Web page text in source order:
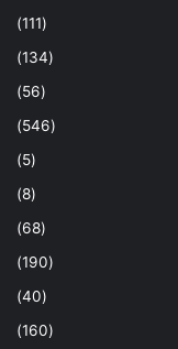
(111)
(134)
(56)
(546)
(5)
(8)
(68)
(190)
(40)
(160)